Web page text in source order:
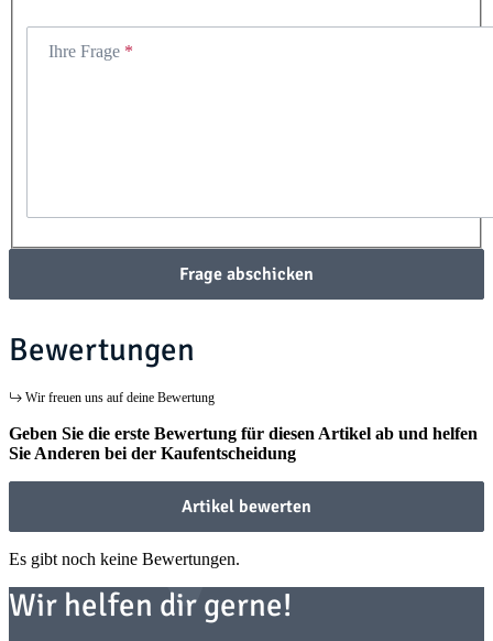
Ihre Frage
Frage abschicken
Bewertungen
Wir freuen uns auf deine Bewertung
Geben Sie die erste Bewertung für diesen Artikel ab und helfen
Sie Anderen bei der Kaufentscheidung
Artikel bewerten
Es gibt noch keine Bewertungen.
Wir helfen dir gerne!